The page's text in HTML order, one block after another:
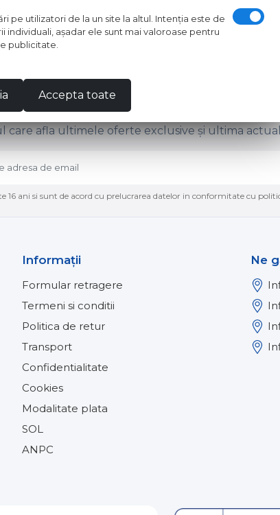
Aboneaza-te la
care afla ultimele oferte exclusive și ultima
16 ani si sunt de acord cu prelucrarea datelor in conformitate cu
Informaţii
Formular retragere
Termeni si conditii
Politica de retur
Transport
Confidentialitate
Cookies
Modalitate plata
SOL
ANPC
Ne
pe utilizatori de la un site la altul. Intenţia este de
aşadar ele sunt mai valoroase pentru
publicitate.
Accepta toate